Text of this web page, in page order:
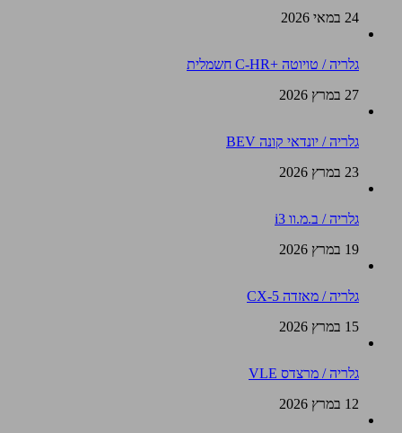
24 במאי 2026
גלריה / טויוטה +C-HR חשמלית
27 במרץ 2026
גלריה / יונדאי קונה BEV
23 במרץ 2026
גלריה / ב.מ.וו i3
19 במרץ 2026
גלריה / מאזדה CX-5
15 במרץ 2026
גלריה / מרצדס VLE
12 במרץ 2026